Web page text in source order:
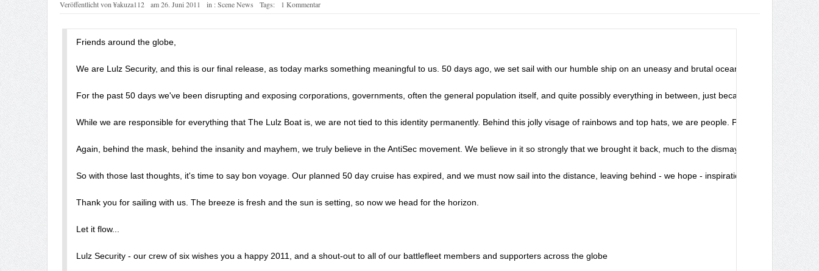
Veröffentlicht von¥akuza112 am26. Juni 2011 in :Scene News Tags: 1 Kommentar
Friends around the globe,
We are Lulz Security, and this is our final release, as today marks something meaningful to us. 50 days ago, we set sail with our humble ship on an uneasy and brutal ocean: the Internet.
For the past 50 days we've been disrupting and exposing corporations, governments, often the general population itself, and quite possibly everything in between, just because we could.
While we are responsible for everything that The Lulz Boat is, we are not tied to this identity permanently. Behind this jolly visage of rainbows and top hats, we are people. People with a
Again, behind the mask, behind the insanity and mayhem, we truly believe in the AntiSec movement. We believe in it so strongly that we brought it back, much to the dismay of those
So with those last thoughts, it's time to say bon voyage. Our planned 50 day cruise has expired, and we must now sail into the distance, leaving behind - we hope - inspiration, fear, denial,
Thank you for sailing with us. The breeze is fresh and the sun is setting, so now we head for the horizon.
Let it flow...
Lulz Security - our crew of six wishes you a happy 2011, and a shout-out to all of our battlefleet members and supporters across the globe